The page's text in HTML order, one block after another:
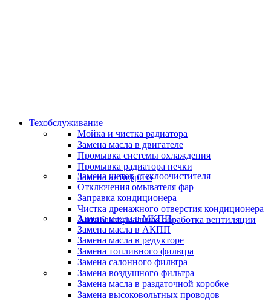
Техобслуживание
Мойка и чистка радиатора
Замена масла в двигателе
Промывка системы охлаждения
Промывка радиатора печки
Замена антифриза
Замена щеток стеклоочистителя
Отключения омывателя фар
Заправка кондиционера
Чистка дренажного отверстия кондиционера
Антибактериальная обработка вентиляции
Замена масла в МКПП
Замена масла в АКПП
Замена масла в редукторе
Замена топливного фильтра
Замена салонного фильтра
Замена воздушного фильтра
Замена масла в раздаточной коробке
Замена высоковольтных проводов